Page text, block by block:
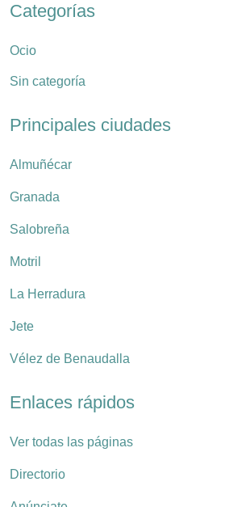
Categorías
Ocio
Sin categoría
Principales ciudades
Almuñécar
Granada
Salobreña
Motril
La Herradura
Jete
Vélez de Benaudalla
Enlaces rápidos
Ver todas las páginas
Directorio